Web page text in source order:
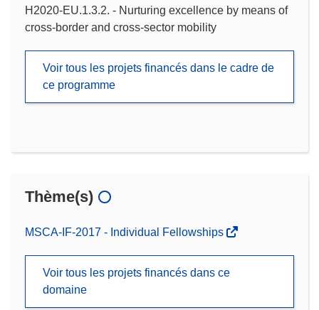
H2020-EU.1.3.2. - Nurturing excellence by means of
cross-border and cross-sector mobility
Voir tous les projets financés dans le cadre de
ce programme
Thème(s)
MSCA-IF-2017 - Individual Fellowships
Voir tous les projets financés dans ce
domaine